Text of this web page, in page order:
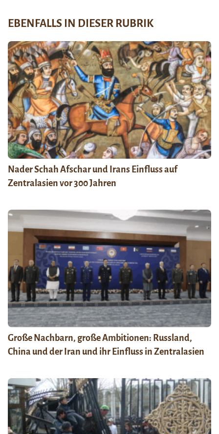
EBENFALLS IN DIESER RUBRIK
Nader Schah Afschar und Irans Einfluss auf
Zentralasien vor 300 Jahren
Große Nachbarn, große Ambitionen: Russland,
China und der Iran und ihr Einfluss in Zentralasien